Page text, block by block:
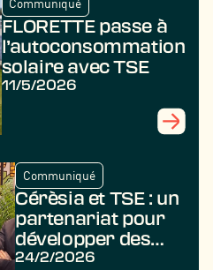
Communiqué
FLORETTE passe à
l’autoconsommation
solaire avec TSE
11/5/2026
Communiqué
Cérèsia et TSE : un
partenariat pour
développer des
projets
24/2/2026